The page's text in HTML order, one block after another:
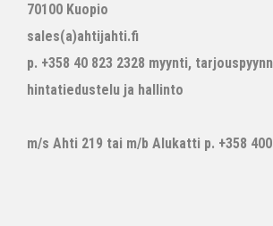
70100 Kuopio
sales(a)ahtijahti.fi
p. +358 40 823 2328 myynti,
hintatiedustelu ja hallinto
m/s Ahti 219 tai m/b Alukatti p. +358